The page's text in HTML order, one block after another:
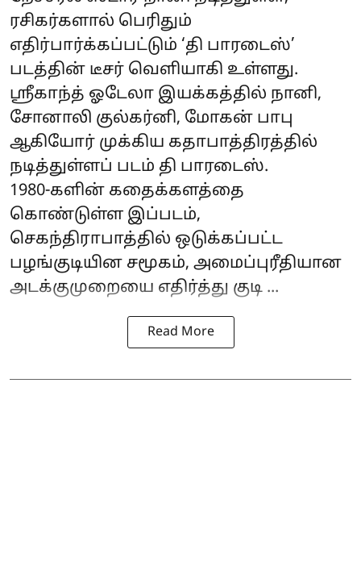
ரசிகர்களால் பெரிதும்
எதிர்பார்க்கப்பட்டும் ‘தி பாரடைஸ்’
படத்தின் டீசர் வெளியாகி உள்ளது.
ஸ்ரீகாந்த் ஓடேலா இயக்கத்தில் நானி,
சோனாலி குல்கர்னி, மோகன் பாபு
ஆகியோர் முக்கிய கதாபாத்திரத்தில்
நடித்துள்ளப் படம் தி பாரடைஸ்.
1980-களின் கதைக்களத்தை
கொண்டுள்ள இப்படம்,
செகந்திராபாத்தில் ஒடுக்கப்பட்ட
பழங்குடியின சமூகம், அமைப்புரீதியான
அடக்குமுறையை எதிர்த்து குடி ...
Read More